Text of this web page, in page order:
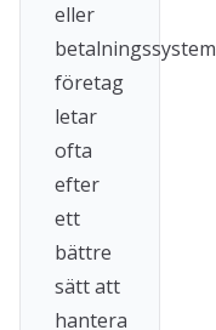
eller
betalningssystem
företag
letar
ofta
efter
ett
bättre
sätt att
hantera